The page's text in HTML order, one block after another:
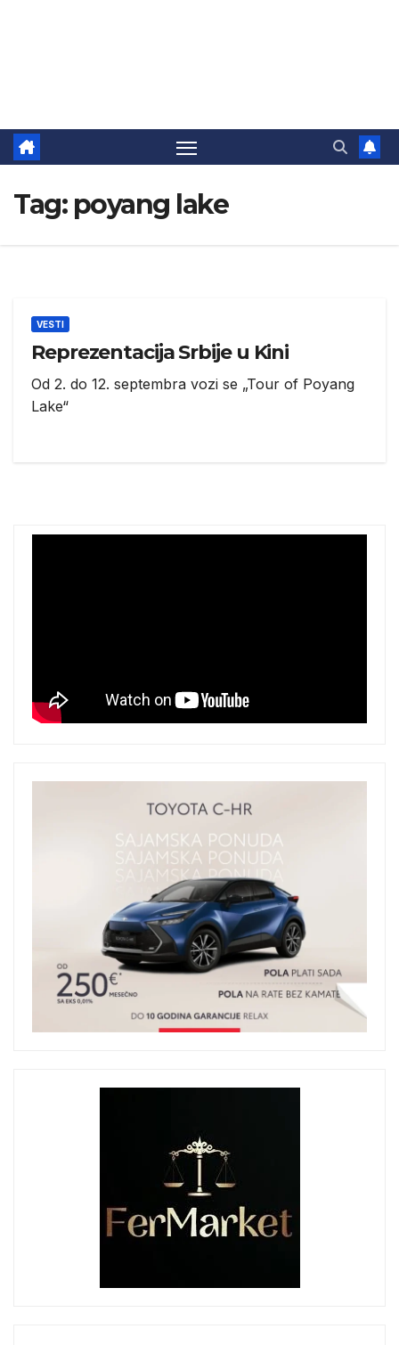
Tag: poyang lake
VESTI
Reprezentacija Srbije u Kini
Od 2. do 12. septembra vozi se „Tour of Poyang
Lake“